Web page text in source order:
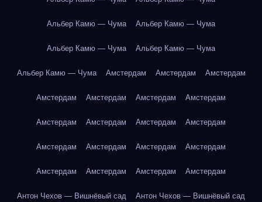
Альбер Камю — Чума Альбер Камю — Чума
Альбер Камю — Чума Альбер Камю — Чума
Альбер Камю — Чума Амстердам Амстердам Амстердам
Амстердам Амстердам Амстердам Амстердам
Амстердам Амстердам Амстердам Амстердам
Амстердам Амстердам Амстердам Амстердам
Амстердам Амстердам Амстердам Амстердам
Антон Чехов — Вишнёвый сад Антон Чехов — Вишнёвый сад